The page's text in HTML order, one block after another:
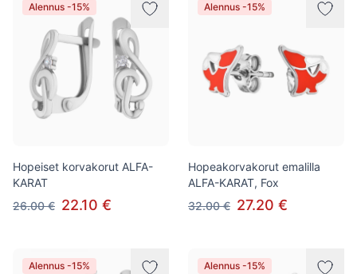
Alennus -15%
Hopeiset korvakorut ALFA-
KARAT
26.00 € 22.10 €
Alennus -15%
Hopeakorvakorut emalilla
ALFA-KARAT, Fox
32.00 € 27.20 €
Alennus -15% Alennus -15%